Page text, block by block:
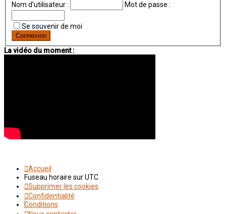
Nom d’utilisateur : Mot de passe :
Se souvenir de moi
La vidéo du moment :
Accueil
Fuseau horaire surUTC
Supprimer les cookies
Confidentialité
Conditions